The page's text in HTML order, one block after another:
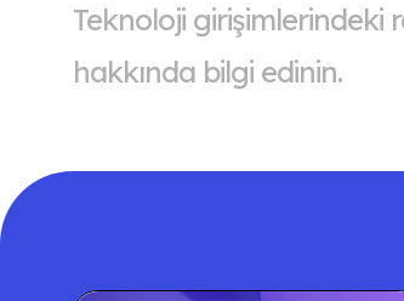
Teknoloji girişimlerindeki
hakkında bilgi edinin.